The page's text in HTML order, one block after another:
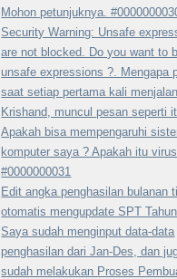
Mohon petunjuknya.
Security Warning: Unsafe
are not blocked. Do you want to
unsafe expressions ?. Mengapa
saat setiap pertama kali
Krishand, muncul pesan seperti
Apakah bisa mempengaruhi
komputer saya ? Apakah itu
#0000000031
Edit angka penghasilan bulanan
otomatis mengupdate SPT
Saya sudah menginput data-data
penghasilan dari Jan-Des, dan
sudah melakukan Proses